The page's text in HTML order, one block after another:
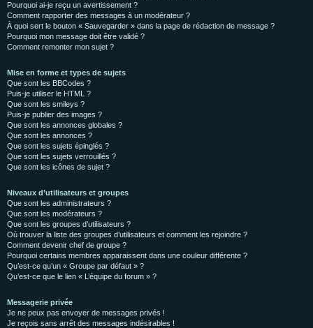
Pourquoi ai-je reçu un avertissement ?
Comment rapporter des messages à un modérateur ?
À quoi sert le bouton « Sauvegarder » dans la page de rédaction de message ?
Pourquoi mon message doit être validé ?
Comment remonter mon sujet ?
Mise en forme et types de sujets
Que sont les BBCodes ?
Puis-je utiliser le HTML ?
Que sont les smileys ?
Puis-je publier des images ?
Que sont les annonces globales ?
Que sont les annonces ?
Que sont les sujets épinglés ?
Que sont les sujets verrouillés ?
Que sont les icônes de sujet ?
Niveaux d’utilisateurs et groupes
Que sont les administrateurs ?
Que sont les modérateurs ?
Que sont les groupes d’utilisateurs ?
Où trouver la liste des groupes d’utilisateurs et comment les rejoindre ?
Comment devenir chef de groupe ?
Pourquoi certains membres apparaissent dans une couleur différente ?
Qu’est-ce qu’un « Groupe par défaut » ?
Qu’est-ce que le lien « L’équipe du forum » ?
Messagerie privée
Je ne peux pas envoyer de messages privés !
Je reçois sans arrêt des messages indésirables !